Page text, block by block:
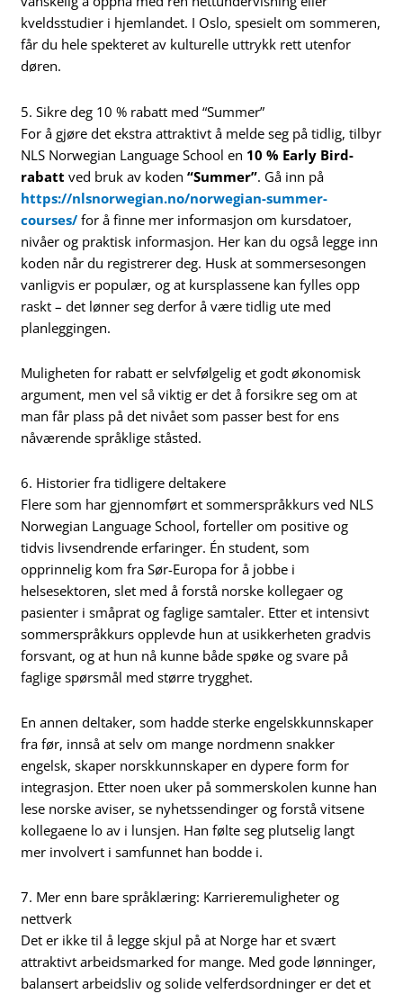
kveldsstudier i hjemlandet. I Oslo, spesielt om sommeren,
får du hele spekteret av kulturelle uttrykk rett utenfor
døren.
5. Sikre deg 10 % rabatt med “Summer”
For å gjøre det ekstra attraktivt å melde seg på tidlig, tilbyr
NLS Norwegian Language School en 10 % Early Bird-
rabatt ved bruk av koden“Summer”. Gå inn på
https://nlsnorwegian.no/norwegian-summer-
courses/ for å finne mer informasjon om kursdatoer,
nivåer og praktisk informasjon. Her kan du også legge inn
koden når du registrerer deg. Husk at sommersesongen
vanligvis er populær, og at kursplassene kan fylles opp
raskt – det lønner seg derfor å være tidlig ute med
planleggingen.
Muligheten for rabatt er selvfølgelig et godt økonomisk
argument, men vel så viktig er det å forsikre seg om at
man får plass på det nivået som passer best for ens
nåværende språklige ståsted.
6. Historier fra tidligere deltakere
Flere som har gjennomført et sommerspråkkurs ved NLS
Norwegian Language School, forteller om positive og
tidvis livsendrende erfaringer. Én student, som
opprinnelig kom fra Sør-Europa for å jobbe i
helsesektoren, slet med å forstå norske kollegaer og
pasienter i småprat og faglige samtaler. Etter et intensivt
sommerspråkkurs opplevde hun at usikkerheten gradvis
forsvant, og at hun nå kunne både spøke og svare på
faglige spørsmål med større trygghet.
En annen deltaker, som hadde sterke engelskkunnskaper
fra før, innså at selv om mange nordmenn snakker
engelsk, skaper norskkunnskaper en dypere form for
integrasjon. Etter noen uker på sommerskolen kunne han
lese norske aviser, se nyhetssendinger og forstå vitsene
kollegaene lo av i lunsjen. Han følte seg plutselig langt
mer involvert i samfunnet han bodde i.
7. Mer enn bare språklæring: Karrieremuligheter og
nettverk
Det er ikke til å legge skjul på at Norge har et svært
attraktivt arbeidsmarked for mange. Med gode lønninger,
balansert arbeidsliv og solide velferdsordninger er det et